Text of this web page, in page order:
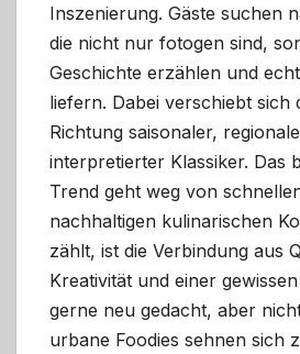
Inszenierung. Gäste suchen
die nicht nur fotogen sind,
Geschichte erzählen und
liefern. Dabei verschiebt sich
Richtung saisonaler,
interpretierter Klassiker. Das
Trend geht weg von
nachhaltigen kulinarischen
zählt, ist die Verbindung aus
Kreativität und einer
gerne neu gedacht, aber
urbane Foodies sehnen sich